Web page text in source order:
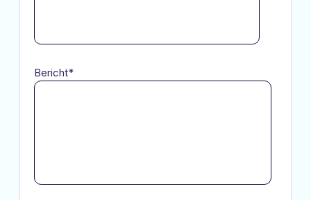
Bericht*